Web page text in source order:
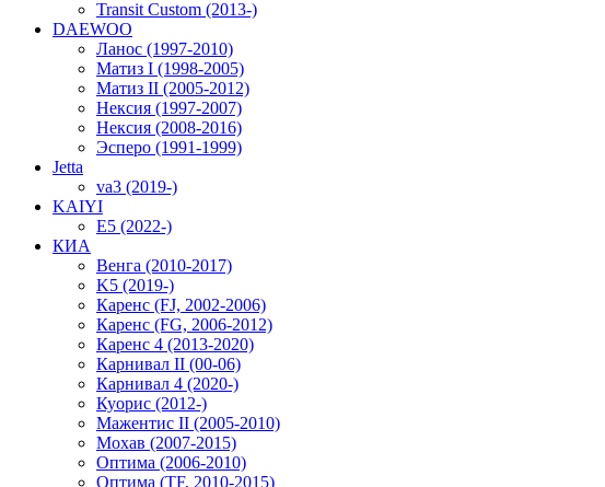
Transit Custom (2013-)
DAEWOO
Ланос (1997-2010)
Матиз I (1998-2005)
Матиз II (2005-2012)
Нексия (1997-2007)
Нексия (2008-2016)
Эсперо (1991-1999)
Jetta
va3 (2019-)
KAIYI
E5 (2022-)
КИА
Венга (2010-2017)
K5 (2019-)
Каренс (FJ, 2002-2006)
Каренс (FG, 2006-2012)
Каренс 4 (2013-2020)
Карнивал II (00-06)
Карнивал 4 (2020-)
Куорис (2012-)
Мажентис II (2005-2010)
Мохав (2007-2015)
Оптима (2006-2010)
Оптима (TF, 2010-2015)